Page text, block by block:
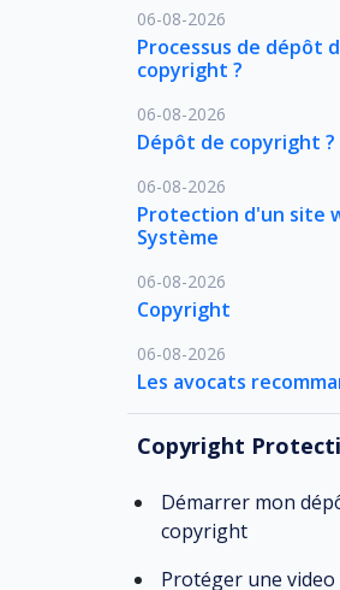
06-08-2026
Processus de dépôt
copyright ?
06-08-2026
Dépôt de copyright ?
06-08-2026
Protection d'un site
Système
06-08-2026
Copyright
06-08-2026
Les avocats
Copyright
Démarrer mon
copyright
Protéger une video